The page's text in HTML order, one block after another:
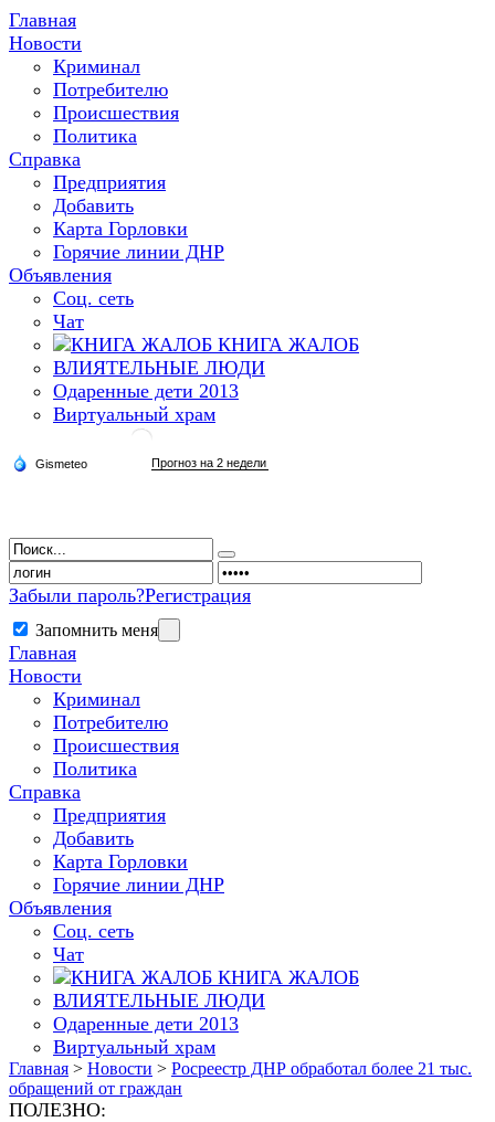
Главная
Новости
Криминал
Потребителю
Происшествия
Политика
Справка
Предприятия
Добавить
Карта Горловки
Горячие линии ДНР
Объявления
Соц. сеть
Чат
КНИГА ЖАЛОБ
ВЛИЯТЕЛЬНЫЕ ЛЮДИ
Одаренные дети 2013
Виртуальный храм
Забыли пароль?Регистрация
Запомнить меня
Главная
Новости
Криминал
Потребителю
Происшествия
Политика
Справка
Предприятия
Добавить
Карта Горловки
Горячие линии ДНР
Объявления
Соц. сеть
Чат
КНИГА ЖАЛОБ
ВЛИЯТЕЛЬНЫЕ ЛЮДИ
Одаренные дети 2013
Виртуальный храм
Главная > Новости > Росреестр ДНР обработал более 21 тыс.
обращений от граждан
ПОЛЕЗНО: